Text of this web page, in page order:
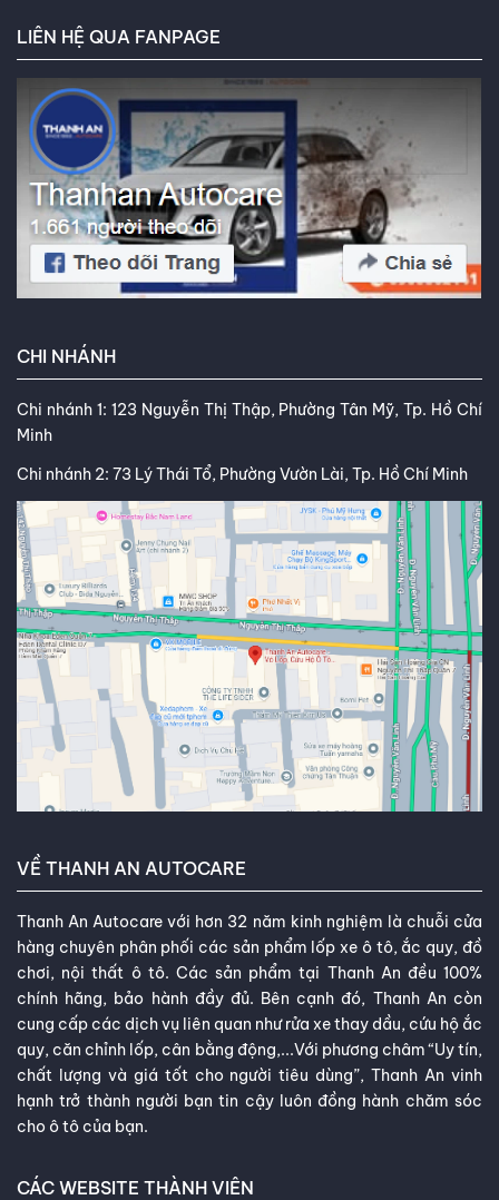
ứng chính xác nhu cầu và ngân
Facebook,TikTok Youtube
LIÊN HỆ QUA FANPAGE
CHI NHÁNH
Chi nhánh 1: 123 Nguyễn Thị Thập, Phường Tân Mỹ, Tp. Hồ Chí
Minh
Chi nhánh 2: 73 Lý Thái Tổ, Phường Vườn Lài, Tp. Hồ Chí Minh
VỀ THANH AN AUTOCARE
Thanh An Autocare với hơn 32 năm kinh nghiệm là chuỗi cửa
hàng chuyên phân phối các sản phẩm lốp xe ô tô, ắc quy, đồ
chơi, nội thất ô tô. Các sản phẩm tại Thanh An đều 100%
chính hãng, bảo hành đầy đủ. Bên cạnh đó, Thanh An còn
cung cấp các dịch vụ liên quan như rửa xe thay dầu, cứu hộ ắc
quy, căn chỉnh lốp, cân bằng động,...Với phương châm “Uy tín,
chất lượng và giá tốt cho người tiêu dùng”, Thanh An vinh
hạnh trở thành người bạn tin cậy luôn đồng hành chăm sóc
cho ô tô của bạn.
CÁC WEBSITE THÀNH VIÊN